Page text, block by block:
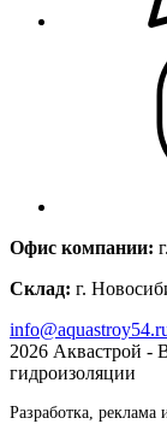
Офис компании:
Склад: г.
2026 Аквастрой -
гидроизоляции
Разработка,